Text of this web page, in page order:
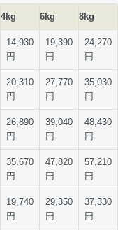
4kg 6kg 8kg
14,930
円
19,390
円
24,270
円
20,310
円
27,770
円
35,030
円
26,890
円
39,040
円
48,430
円
35,670
円
47,820
円
57,210
円
19,740
円
29,350
円
37,330
円